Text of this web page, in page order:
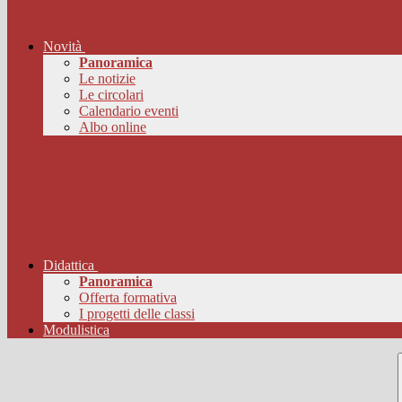
Novità
Panoramica
Le notizie
Le circolari
Calendario eventi
Albo online
Didattica
Panoramica
Offerta formativa
I progetti delle classi
Modulistica